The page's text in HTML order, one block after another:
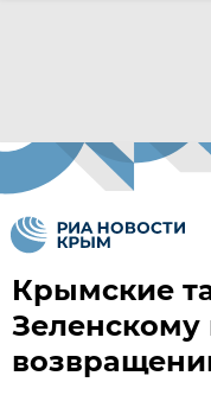
Крымские
Зеленскому